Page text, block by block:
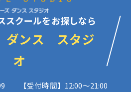
スクールをお探しなら
ダンス スタジ
オ
【受付時間】12:00〜21:00